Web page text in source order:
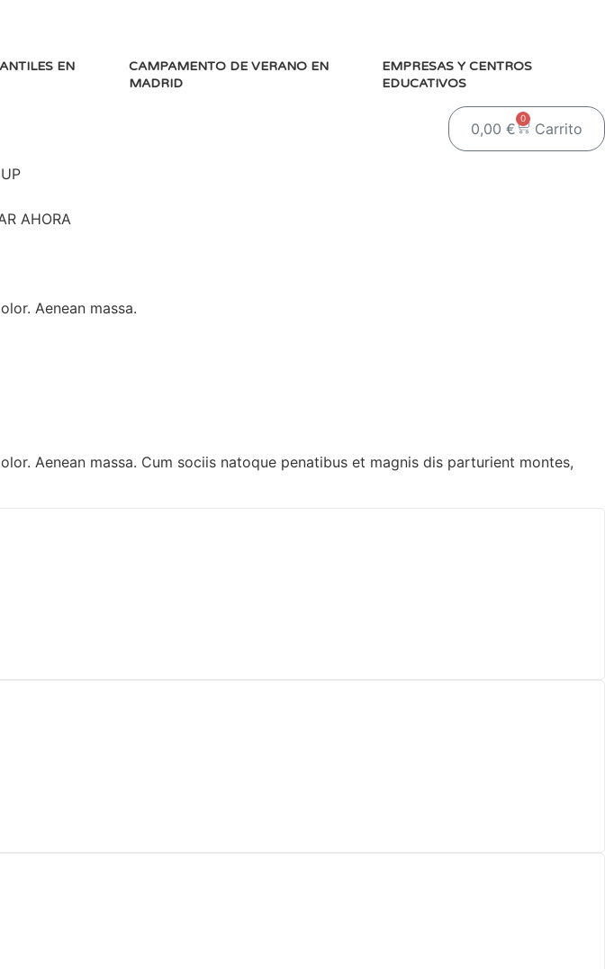
EN
CAMPAMENTO DE VERANO EN
MADRID
EMPRESAS Y CENTROS
EDUCATIVOS
0,00 €
0
Carrito
AHORA
Aenean massa.
Aenean massa. Cum sociis natoque penatibus et magnis dis parturient montes,